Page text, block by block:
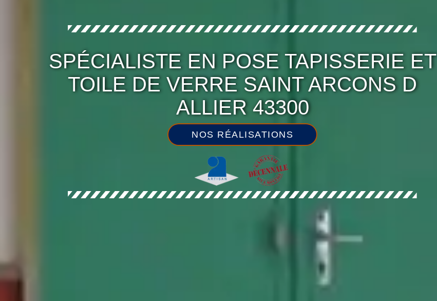
SPÉCIALISTE EN POSE TAPISSERIE ET
TOILE DE VERRE SAINT ARCONS D
ALLIER 43300
NOS RÉALISATIONS